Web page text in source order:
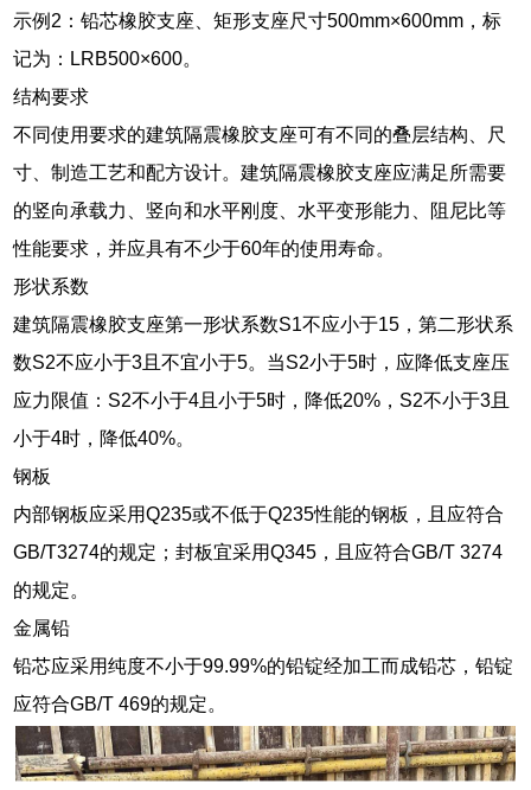
示例2：铅芯橡胶支座、矩形支座尺寸500mm×600mm，标
记为：LRB500×600。
结构要求
不同使用要求的建筑隔震橡胶支座可有不同的叠层结构、尺
寸、制造工艺和配方设计。建筑隔震橡胶支座应满足所需要
的竖向承载力、竖向和水平刚度、水平变形能力、阻尼比等
性能要求，并应具有不少于60年的使用寿命。
形状系数
建筑隔震橡胶支座第一形状系数S1不应小于15，第二形状系
数S2不应小于3且不宜小于5。当S2小于5时，应降低支座压
应力限值：S2不小于4且小于5时，降低20%，S2不小于3且
小于4时，降低40%。
钢板
内部钢板应采用Q235或不低于Q235性能的钢板，且应符合
GB/T3274的规定；封板宜采用Q345，且应符合GB/T 3274
的规定。
金属铅
铅芯应采用纯度不小于99.99%的铅锭经加工而成铅芯，铅锭
应符合GB/T 469的规定。